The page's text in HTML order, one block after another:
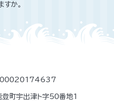
か。
宇出津ト字50番地1